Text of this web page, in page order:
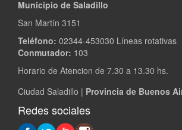
Municipio de Saladillo
San Martín 3151
Teléfono: 02344-453030 Líneas rotativas
Conmutador: 103
Horario de Atencion de 7.30 a 13.30 hs.
Ciudad Saladillo | Provincia de Buenos
Redes sociales